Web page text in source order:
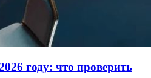
году: что проверить